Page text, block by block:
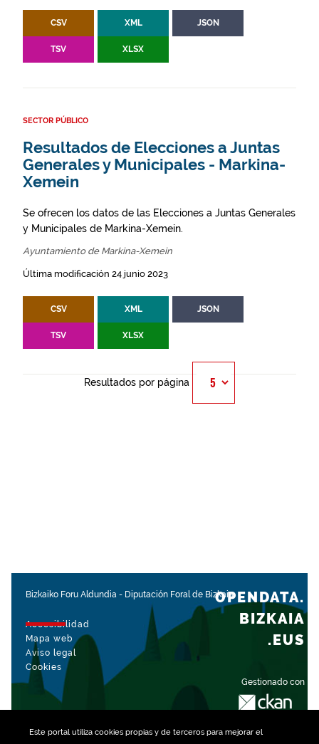
Este portal utiliza cookiespropias y de terceros para mejorar el
CSV XML JSON
TSV XLSX
SECTOR PÚBLICO
Resultados de Elecciones a Juntas
Generales y Municipales - Markina-
Xemein
Se ofrecen los datos de las Elecciones a Juntas Generales
y Municipales de Markina-Xemein.
Ayuntamiento de Markina-Xemein
Última modificación 24 junio 2023
CSV XML JSON
TSV XLSX
Resultados por página
Bizkaiko Foru Aldundia - Diputación Foral de Bizkaia
Accesibilidad
Mapa web
Aviso legal
Cookies
Gestionado con
OPENDATA.
BIZKAIA
.EUS